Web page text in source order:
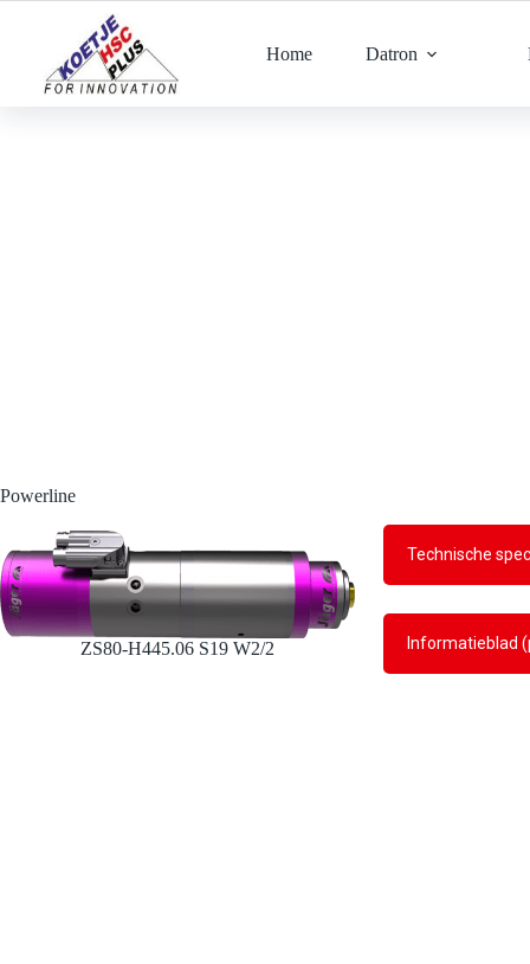
inhoud
Home Datron
Powerline
ZS80-H445.06 S19 W2/2
Technische
Informatieblad